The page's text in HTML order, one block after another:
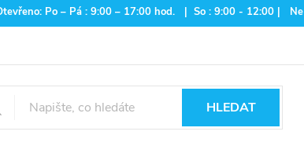
Po – Pá : 9:00 – 17:00 hod. | So : 9:00 - 12:00 |
HLEDAT